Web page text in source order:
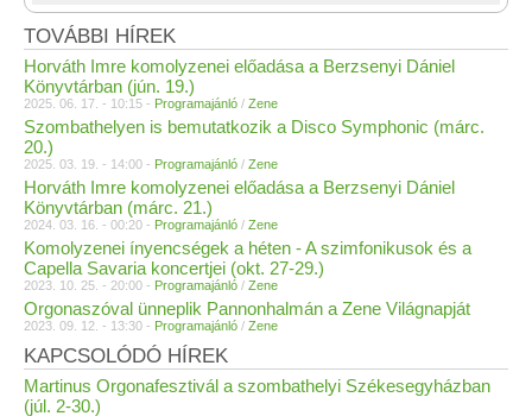
TOVÁBBI HÍREK
Horváth Imre komolyzenei előadása a Berzsenyi Dániel
Könyvtárban (jún. 19.)
2025. 06. 17. - 10:15 - Programajánló / Zene
Szombathelyen is bemutatkozik a Disco Symphonic (márc.
20.)
2025. 03. 19. - 14:00 - Programajánló / Zene
Horváth Imre komolyzenei előadása a Berzsenyi Dániel
Könyvtárban (márc. 21.)
2024. 03. 16. - 00:20 - Programajánló / Zene
Komolyzenei ínyencségek a héten - A szimfonikusok és a
Capella Savaria koncertjei (okt. 27-29.)
2023. 10. 25. - 20:00 - Programajánló / Zene
Orgonaszóval ünneplik Pannonhalmán a Zene Világnapját
2023. 09. 12. - 13:30 - Programajánló / Zene
KAPCSOLÓDÓ HÍREK
Martinus Orgonafesztivál a szombathelyi Székesegyházban
(júl. 2-30.)